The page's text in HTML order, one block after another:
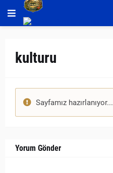
kulturu
Sayfamız hazırlanıyor...
Yorum Gönder